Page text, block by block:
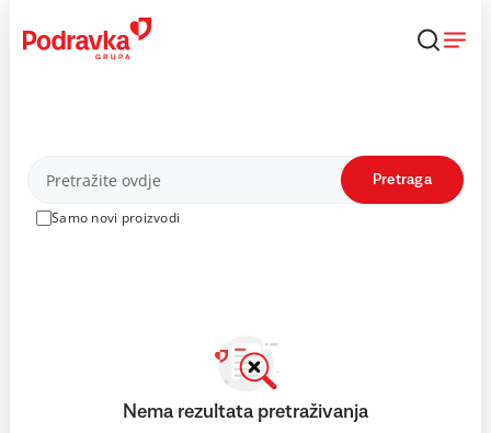
content
Proizvodi
Samo novi proizvodi
Pretraga
Nema rezultata pretraživanja